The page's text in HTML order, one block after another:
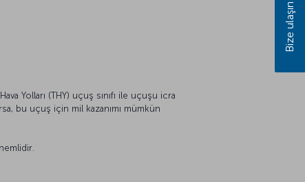
Yolları (THY) uçuş sınıfı ile uçuşu icra
bu uçuş için mil kazanımı mümkün
Bize ulaşın